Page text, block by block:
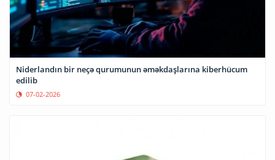
Niderlandın bir neçə qurumunun əməkdaşlarına kiberhücum
edilib
07-02-2026